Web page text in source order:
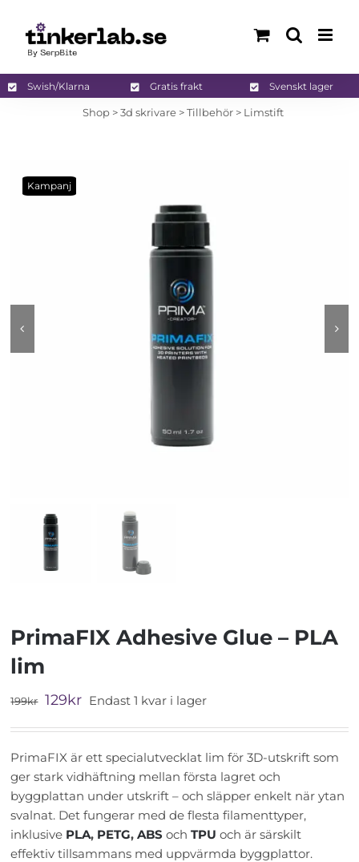
innehållet
Swish/Klarna Gratis frakt Svenskt lager
Shop >3d skrivare >Tillbehör > Limstift
Kampanj
PrimaFIX Adhesive Glue – PLA
lim
199kr Det
priset
var:
199kr.
129krDet
priset
är:
129kr.
Endast 1 kvar i lager
PrimaFIX är ett specialutvecklat lim för 3D-utskrift som
ger stark vidhäftning mellan första lagret och
byggplattan under utskrift – och släpper enkelt när ytan
svalnat. Det fungerar med de flesta filamenttyper,
inklusive PLA, PETG,ABSoch TPU och är särskilt
effektiv tillsammans med uppvärmda byggplattor.